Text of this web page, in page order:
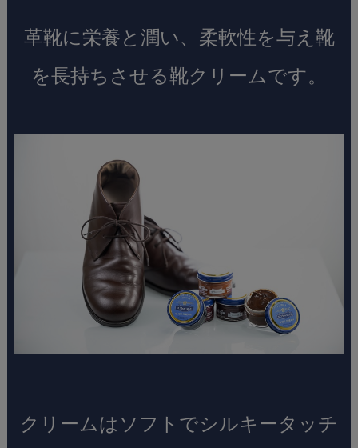
革靴に栄養と潤い、柔軟性を与え靴
を長持ちさせる靴クリームです。
クリームはソフトでシルキータッチ